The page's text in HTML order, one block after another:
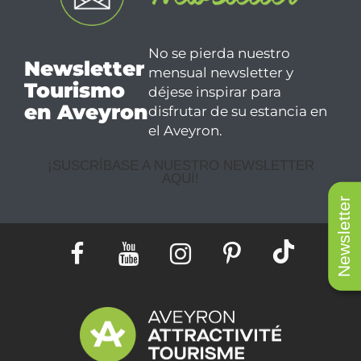
Newsletter
Newsletter
Tourismo
en Aveyron
No se pierda nuestro
mensual newsletter y
déjese inspirar para
disfrutar de su estancia en
el Aveyron.
¡SUSCRÍBASE A NUESTRO NEWSLETTER
AQUÍ!